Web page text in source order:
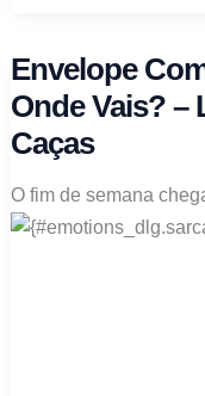
Envelope
Onde Vais? –
Caças
O fim de semana